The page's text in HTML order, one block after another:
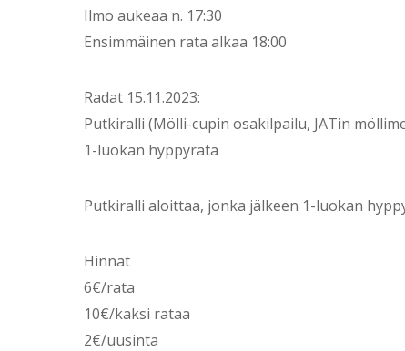
Ilmo aukeaa n. 17:30
Ensimmäinen rata alkaa 18:00
Radat 15.11.2023:
Putkiralli (Mölli-cupin osakilpailu, JATin
1-luokan hyppyrata
Putkiralli aloittaa, jonka jälkeen 1-luokan
Hinnat
6€/rata
10€/kaksi rataa
2€/uusinta